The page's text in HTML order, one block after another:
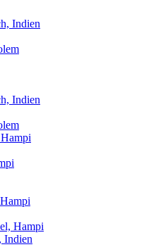
Indien
Indien
Hampi
Indien